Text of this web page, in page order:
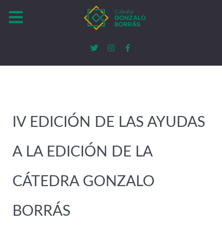
IV EDICIÓN DE LAS AYUDAS
A LA EDICIÓN DE LA
CÁTEDRA GONZALO
BORRÁS